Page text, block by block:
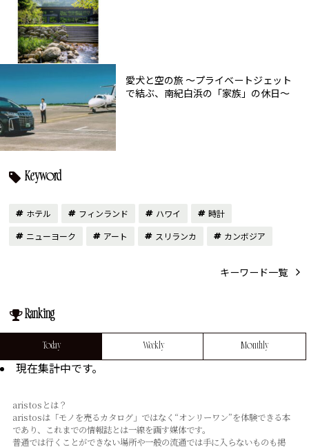
愛犬と空の旅 ～プライベートジェット
で結ぶ、南紀白浜の「家族」の休日～
Keyword
ホテル フィンランド ハワイ
時計
ニューヨーク
アート スリランカ カンボジア
キーワード一覧
Ranking
Today Weekly Monthly
現在集計中です。
aristosとは？
aristosは「モノを売るカタログ」ではなく“オンリーワン”を体験できる本
であり、これまでの情報誌とは⼀線を画す媒体です。
普通では⾏くことができない場所や⼀般の流通では⼿に⼊らないものも掲